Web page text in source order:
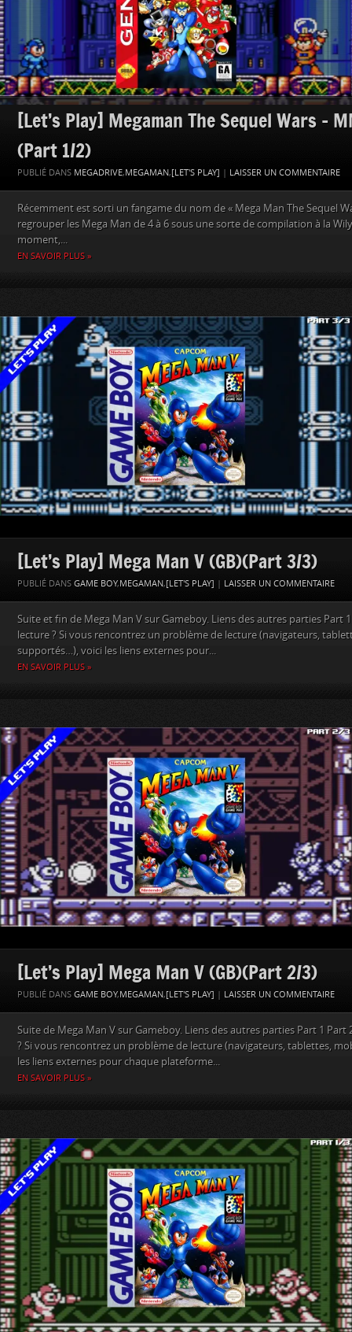
[Let’s Play] Megaman The Sequel Wars –
(Part 1/2)
PUBLIÉ DANS MEGADRIVE, MEGAMAN,[LET'S PLAY] LAISSER UN COMMENTAIRE
Récemment est sorti un fangame du nom de « Mega Man The Sequel
regrouper les Mega Man de 4 à 6 sous une sorte de compilation à la
moment,...
EN SAVOIR PLUS »
[Let’s Play] Mega Man V (GB)(Part 3/3)
PUBLIÉ DANS GAME BOY, MEGAMAN,[LET'S PLAY] LAISSER UN COMMENTAIRE
Suite et fin de Mega Man V sur Gameboy. Liens des autres parties Part
lecture ? Si vous rencontrez un problème de lecture (navigateurs,
supportés…), voici les liens externes pour...
EN SAVOIR PLUS »
[Let’s Play] Mega Man V (GB)(Part 2/3)
PUBLIÉ DANS GAME BOY, MEGAMAN,[LET'S PLAY] LAISSER UN COMMENTAIRE
Suite de Mega Man V sur Gameboy. Liens des autres parties Part 1
? Si vous rencontrez un problème de lecture (navigateurs, tablettes,
les liens externes pour chaque plateforme...
EN SAVOIR PLUS »